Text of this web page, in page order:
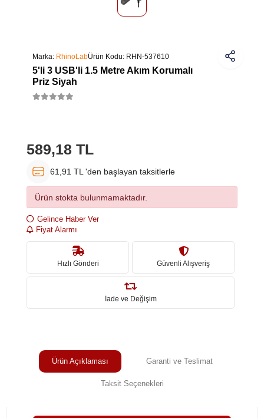
Marka: RhinoLabÜrün Kodu: RHN-537610
5'li 3 USB'li 1.5 Metre Akım Korumalı
Priz Siyah
589,18 TL
61,91 TL 'den başlayan taksitlerle
Ürün stokta bulunmamaktadır.
Gelince Haber Ver
Fiyat Alarmı
Hızlı Gönderi Güvenli Alışveriş
İade ve Değişim
Ürün Açıklaması Garanti ve Teslimat
Taksit Seçenekleri